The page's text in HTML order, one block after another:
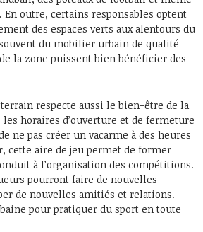
outre, certains responsables optent
des espaces verts aux alentours du
du mobilier urbain de qualité
la zone puissent bien bénéficier des
respecte aussi le bien-être de la
horaires d’ouverture et de fermeture
ne pas créer un vacarme à des heures
cette aire de jeu permet de former
à l’organisation des compétitions.
pourront faire de nouvelles
de nouvelles amitiés et relations.
pour pratiquer du sport en toute